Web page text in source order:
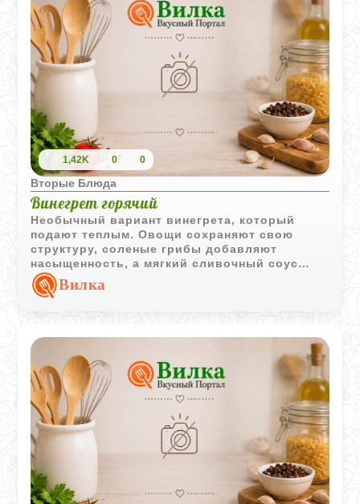
1,42K 0 0
Вторые Блюда
Винегрет горячий
Необычный вариант винегрета, который
подают теплым. Овощи сохраняют свою
структуру, соленые грибы добавляют
насыщенность, а мягкий сливочный соус
делает блюдо особенно уютным.
Вилка